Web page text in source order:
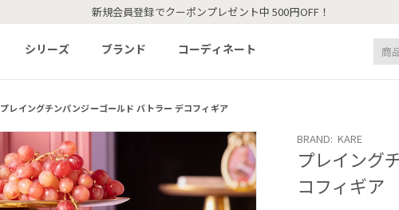
新規会員登録でクーポンプレゼント中 500円OFF！
シリーズ ブランド コーディネート
プレイングチンパンジーゴールド バトラー デコフィギア
BRAND: KARE
プレイング
コフィギア